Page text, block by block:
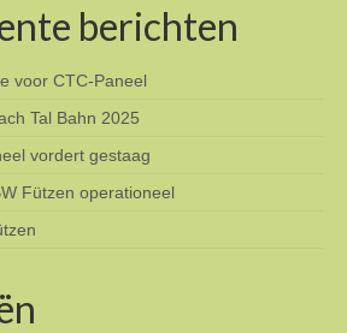
berichten
voor CTC-Paneel
Tal Bahn 2025
vordert gestaag
Fützen operationeel